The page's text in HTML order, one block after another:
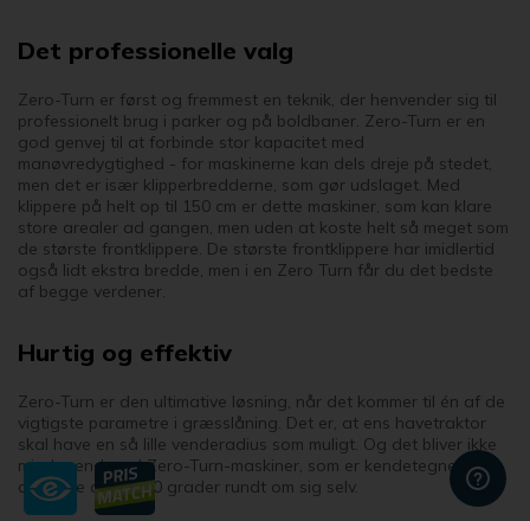
Det professionelle valg
Zero-Turn er først og fremmest en teknik, der henvender sig til
professionelt brug i parker og på boldbaner. Zero-Turn er en
god genvej til at forbinde stor kapacitet med
manøvredygtighed - for maskinerne kan dels dreje på stedet,
men det er især klipperbredderne, som gør udslaget. Med
klippere på helt op til 150 cm er dette maskiner, som kan klare
store arealer ad gangen, men uden at koste helt så meget som
de største frontklippere. De største frontklippere har imidlertid
også lidt ekstra bredde, men i en Zero Turn får du det bedste
af begge verdener.
Hurtig og effektiv
Zero-Turn er den ultimative løsning, når det kommer til én af de
vigtigste parametre i græsslåning. Det er, at ens havetraktor
skal have en så lille venderadius som muligt. Og det bliver ikke
mindre end med Zero-Turn-maskiner, som er kendetegnet ved
at kunne dreje 360 grader rundt om sig selv.